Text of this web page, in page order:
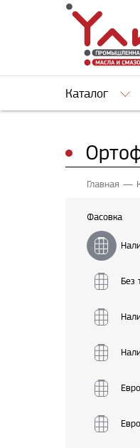
Каталог
Главная
Фасовка
Без